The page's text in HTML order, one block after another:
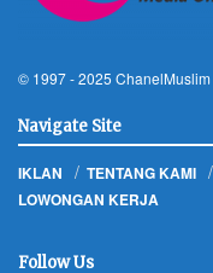
© 1997 - 2025 ChanelMuslim
Navigate Site
IKLAN TENTANG KAMI
LOWONGAN KERJA
Follow Us